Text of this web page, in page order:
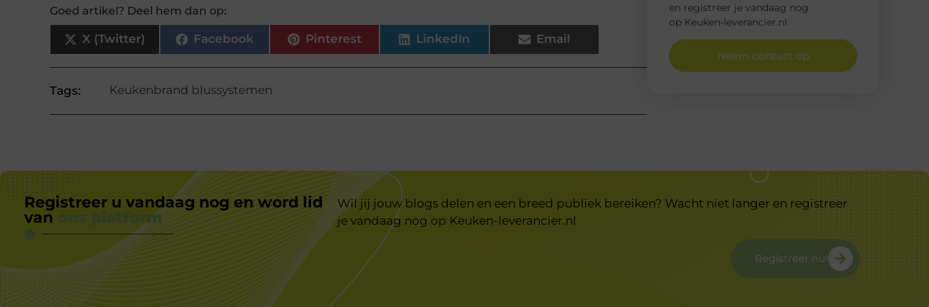
Goed artikel? Deel hem dan op:
X (Twitter) Facebook Pinterest LinkedIn Email
Tags: Keukenbrand blussystemen
en registreer je vandaag nog
op Keuken-leverancier.nl
Neem contact op
Registreer u vandaag nog en word lid
van
ons platform
Wil jij jouw blogs delen en een breed publiek bereiken? Wacht niet langer en registreer
je vandaag nog op Keuken-leverancier.nl
Registreer nu!